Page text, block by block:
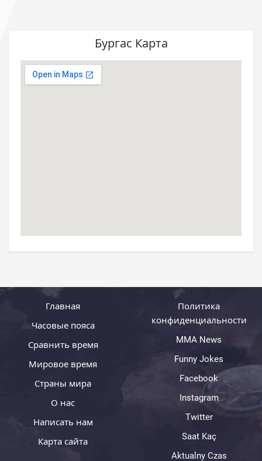
Бургас Карта
Главная
Часовые пояса
Сравнить время
Мировое время
Страны мира
О нас
Написать нам
Карта сайта
Политика
конфиденциальности
MMA News
Funny Jokes
Facebook
Instagram
Twitter
Saat Kaç
Aktualny Czas